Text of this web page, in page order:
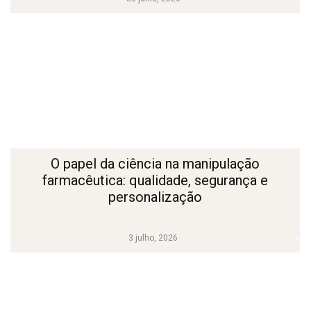
3 julho, 2026
O papel da ciência na manipulação
farmacêutica: qualidade, segurança e
personalização